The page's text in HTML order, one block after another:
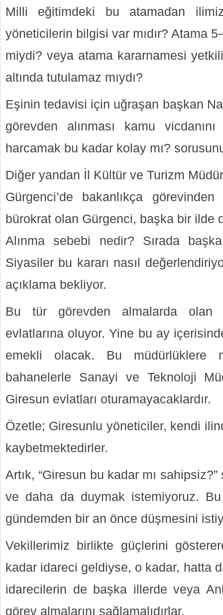
Milli eğitimdeki bu atamadan
yöneticilerin bilgisi var mıdır? Atama
miydi? veya atama kararnamesi
altında tutulamaz mıydı?
Eşinin tedavisi için uğraşan başkan
görevden alınması kamu
harcamak bu kadar kolay mı?
Diğer yandan İl Kültür ve Turizm
Gürgenci’de bakanlıkça görevinden
bürokrat olan Gürgenci, başka bir ilde
Alınma sebebi nedir? Sırada
Siyasiler bu kararı nasıl
açıklama bekliyor.
Bu tür görevden almalarda olan
evlatlarına oluyor. Yine bu ay
emekli olacak. Bu müdürlüklere
bahanelerle Sanayi ve Teknoloji
Giresun evlatları oturamayacaklardır.
Özetle; Giresunlu yöneticiler, kendi
kaybetmektedirler.
Artık, “Giresun bu kadar mı
ve daha da duymak istemiyoruz. Bu
gündemden bir an önce düşmesini
Vekillerimiz birlikte güçlerini
kadar idareci geldiyse, o kadar, hatta
idarecilerin de başka illerde veya
görev almalarını sağlamalıdırlar.